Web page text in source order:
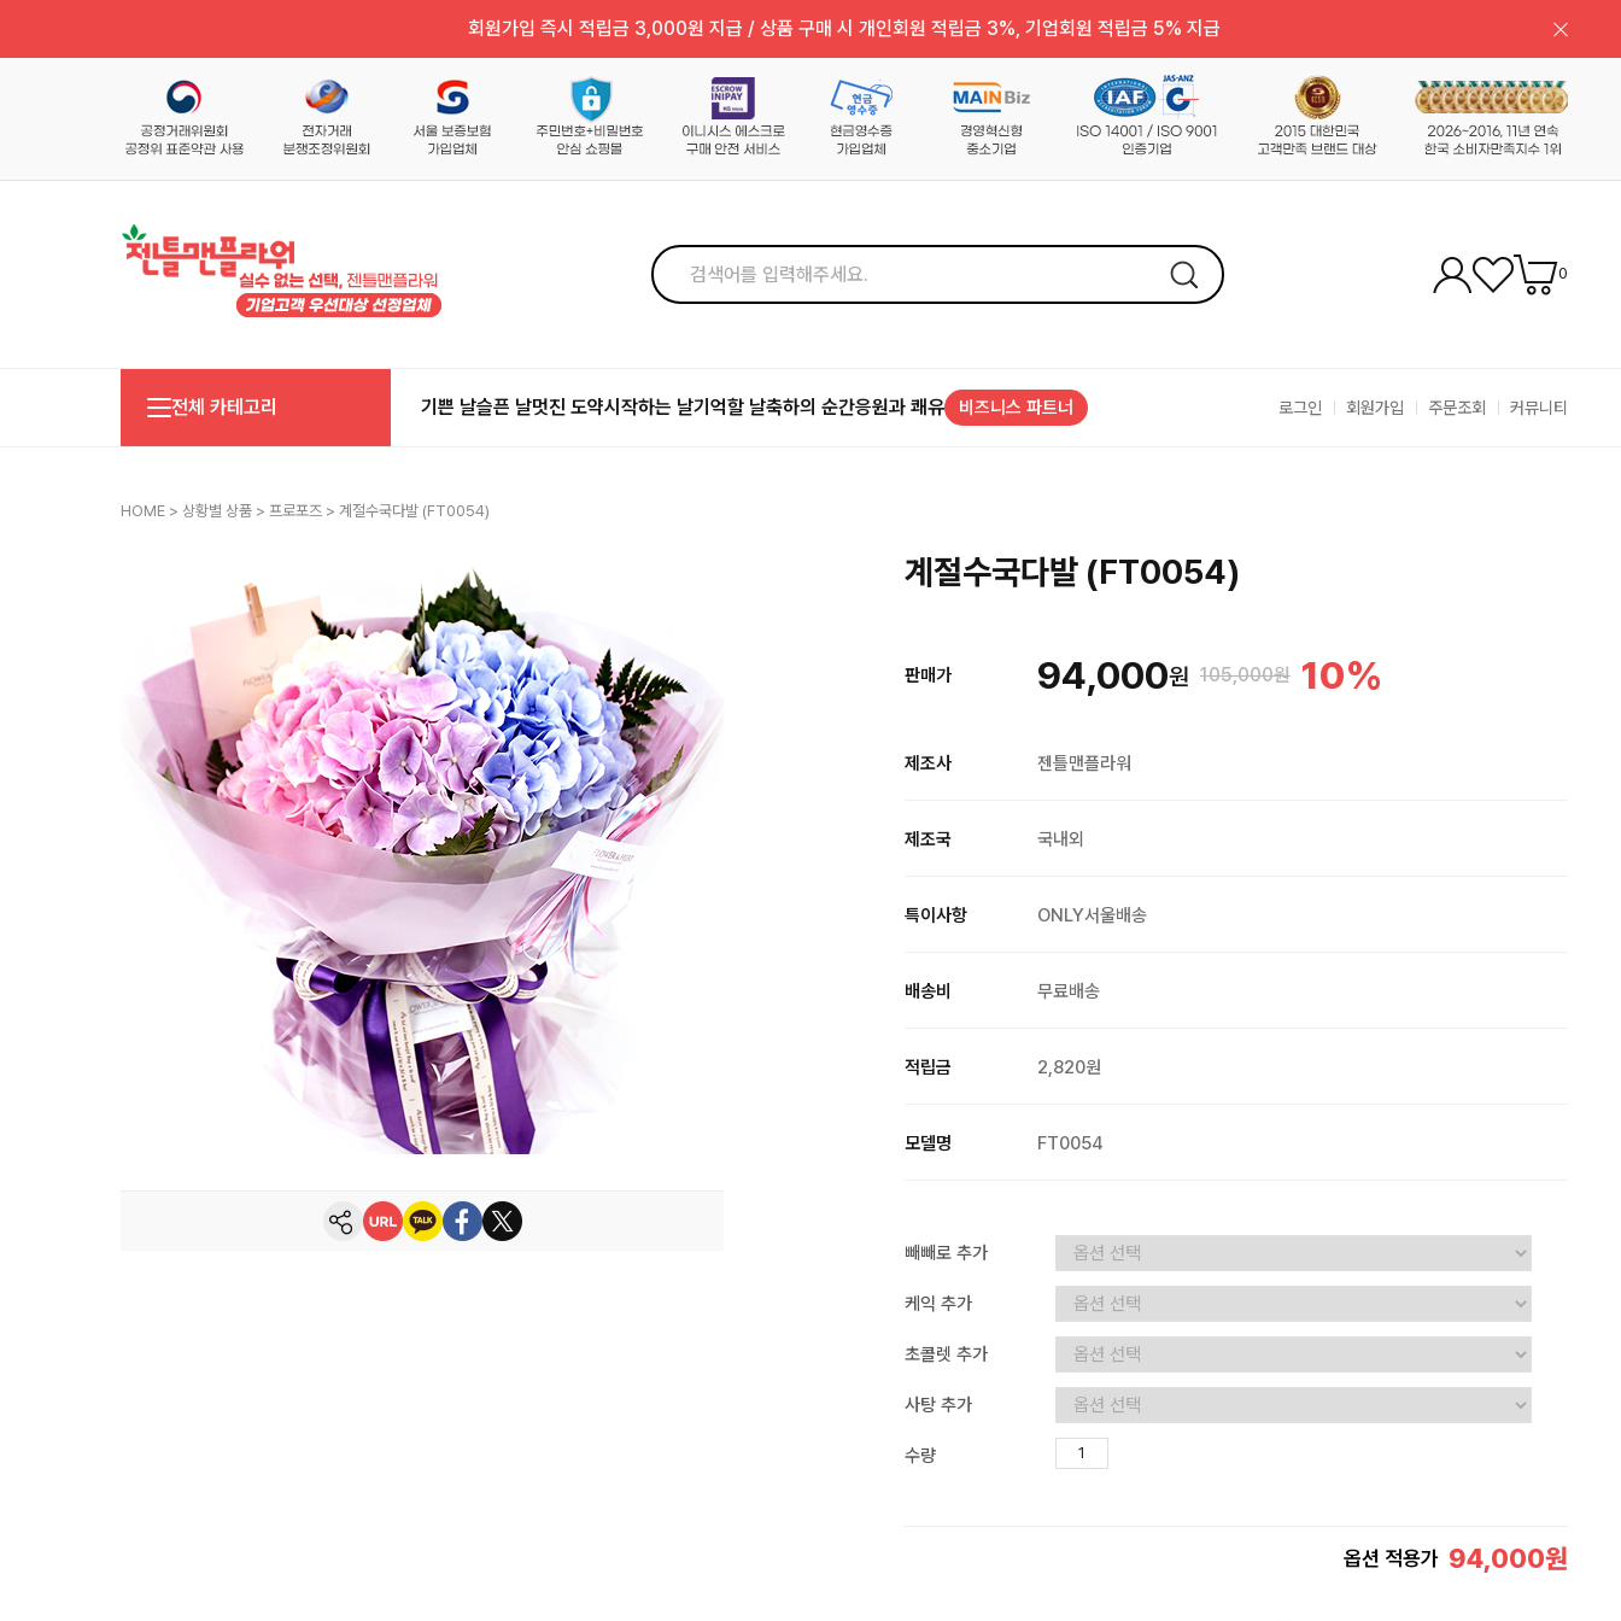
회원가입 즉시 적립금 3,000원 지급 / 상품 구매 시 개인회원 적립금 3%, 기업회원 적립금 5% 지급
0
전체 카테고리 기쁜 날슬픈 날멋진 도약시작하는 날기억할 날축하의 순간응원과 쾌유 비즈니스 파트너 로그인 회원가입 주문조회 커뮤니티
HOME > 상황별 상품 > 프로포즈 > 계절수국다발 (FT0054)
계절수국다발 (FT0054)
판매가 94,000원 105,000원 10%
제조사 젠틀맨플라워
제조국 국내외
특이사항 ONLY서울배송
배송비 무료배송
적립금 2,820원
모델명 FT0054
빼빼로 추가
케익 추가
초콜렛 추가
사탕 추가
수량
옵션 적용가 94,000원